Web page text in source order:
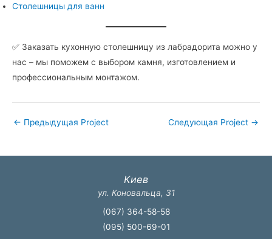
Столешницы для ванн
✅ Заказать кухонную столешницу из лабрадорита можно у
нас – мы поможем с выбором камня, изготовлением и
профессиональным монтажом.
← Предыдущая Project Следующая Project →
Киев
ул. Коновальца, 31
(067) 364-58-58
(095) 500-69-01